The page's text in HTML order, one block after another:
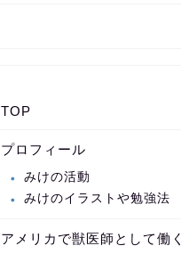
TOP
プロフィール
みけの活動
みけのイラストや勉強法
アメリカで獣医師として働く